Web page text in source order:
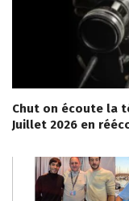
Chut on écoute la
Juillet 2026 en